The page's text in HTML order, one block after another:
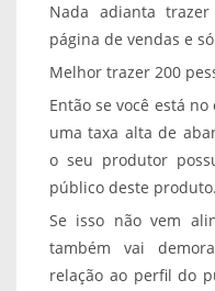
Nada adianta
página de vendas e
Melhor trazer 200
Então se você está
uma taxa alta de
o seu produtor
público deste produto.
Se isso não vem
também vai
relação ao perfil do